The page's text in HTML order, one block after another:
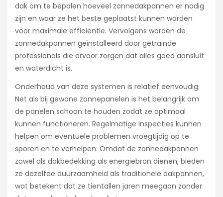
dak om te bepalen hoeveel zonnedakpannen er nodig
zijn en waar ze het beste geplaatst kunnen worden
voor maximale efficiëntie. Vervolgens worden de
zonnedakpannen geïnstalleerd door getrainde
professionals die ervoor zorgen dat alles goed aansluit
en waterdicht is.
Onderhoud van deze systemen is relatief eenvoudig.
Net als bij gewone zonnepanelen is het belangrijk om
de panelen schoon te houden zodat ze optimaal
kunnen functioneren. Regelmatige inspecties kunnen
helpen om eventuele problemen vroegtijdig op te
sporen en te verhelpen. Omdat de zonnedakpannen
zowel als dakbedekking als energiebron dienen, bieden
ze dezelfde duurzaamheid als traditionele dakpannen,
wat betekent dat ze tientallen jaren meegaan zonder